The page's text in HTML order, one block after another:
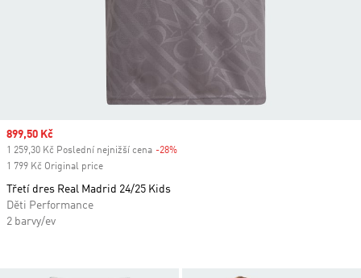
Sale price
899,50 Kč
1 259,30 Kč Poslední nejnižší cena -28%
1 799 Kč Original price
Třetí dres Real Madrid 24/25 Kids
Děti Performance
2 barvy/ev